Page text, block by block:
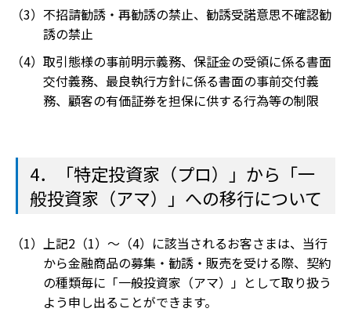
不招請勧誘・再勧誘の禁止、勧誘受諾意思不確認勧
誘の禁止
取引態様の事前明示義務、保証金の受領に係る書面
交付義務、最良執行方針に係る書面の事前交付義
務、顧客の有価証券を担保に供する行為等の制限
4．「特定投資家（プロ）」から「一
般投資家（アマ）」への移行について
上記2（1）～（4）に該当されるお客さまは、当行
から金融商品の募集・勧誘・販売を受ける際、契約
の種類毎に「一般投資家（アマ）」として取り扱う
よう申し出ることができます。